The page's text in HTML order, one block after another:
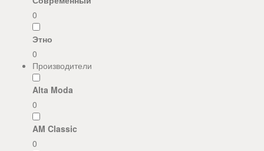
0
Этно
0
Производители
Alta Moda
0
AM Classic
0